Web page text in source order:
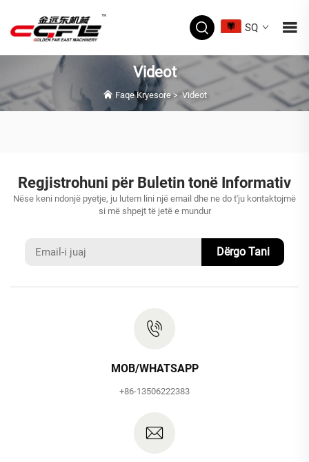
SQ
Videot
Faqe Kryesore>Videot
Regjistrohuni për Buletin tonë Informativ
Nëse keni ndonjë pyetje, ju lutem lini një email dhe ne do t'ju kontaktojmë
si më shpejt të jetë e mundur
Dërgo Tani
MOB/WHATSAPP
+86-13506222383